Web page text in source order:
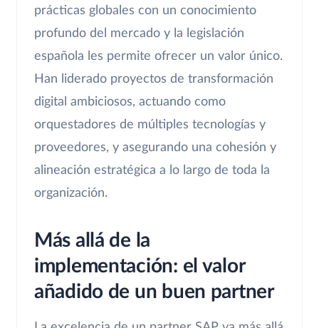
prácticas globales con un conocimiento
profundo del mercado y la legislación
española les permite ofrecer un valor único.
Han liderado proyectos de transformación
digital ambiciosos, actuando como
orquestadores de múltiples tecnologías y
proveedores, y asegurando una cohesión y
alineación estratégica a lo largo de toda la
organización.
Más allá de la
implementación: el valor
añadido de un buen partner